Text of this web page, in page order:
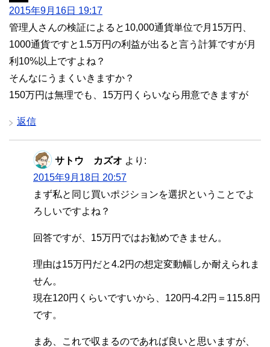
2015年9月16日 19:17
管理人さんの検証によると10,000通貨単位で月15万円、
1000通貨ですと1.5万円の利益が出ると言う計算ですが月
利10%以上ですよね？
そんなにうまくいきますか？
150万円は無理でも、15万円くらいなら用意できますが
返信
サトウ カズオ より:
2015年9月18日 20:57
まず私と同じ買いポジションを選択ということでよ
ろしいですよね？
回答ですが、15万円ではお勧めできません。
理由は15万円だと4.2円の想定変動幅しか耐えられま
せん。
現在120円くらいですいから、120円-4.2円＝115.8円
です。
まあ、これで収まるのであれば良いと思いますが、